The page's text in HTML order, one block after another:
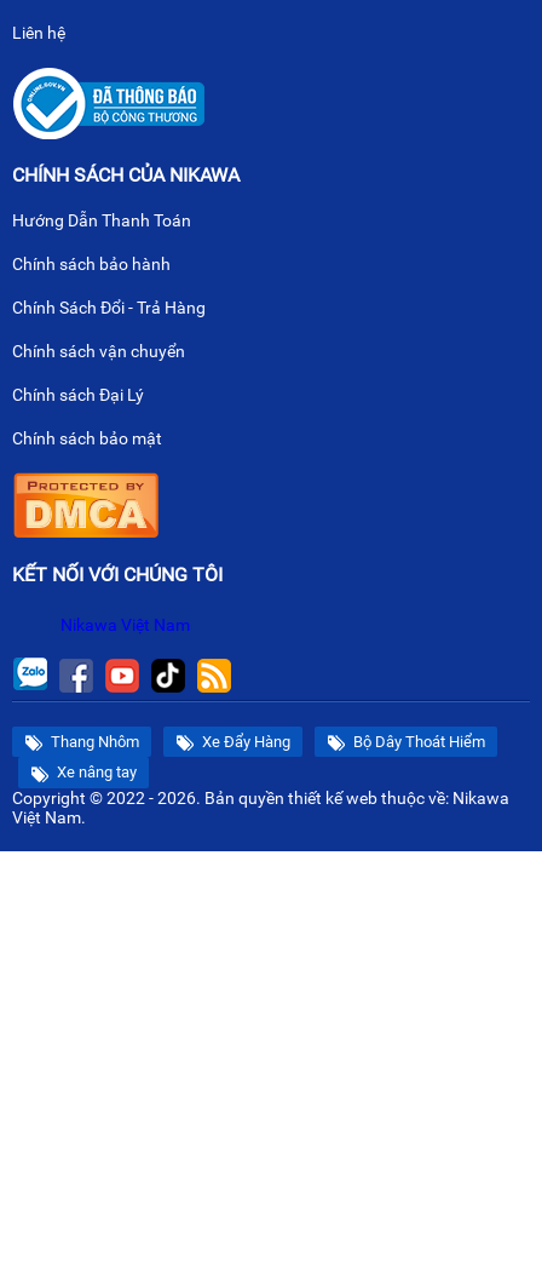
Liên hệ
CHÍNH SÁCH CỦA NIKAWA
Hướng Dẫn Thanh Toán
Chính sách bảo hành
Chính Sách Đổi - Trả Hàng
Chính sách vận chuyển
Chính sách Đại Lý
Chính sách bảo mật
KẾT NỐI VỚI CHÚNG TÔI
Nikawa Việt Nam
Thang Nhôm Xe Đẩy Hàng
Bộ Dây Thoát Hiểm
Xe nâng tay
Copyright © 2022 - 2026. Bản quyền thiết kế webthuộc về: Nikawa
Việt Nam.